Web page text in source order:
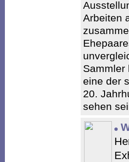
Arbeiten
Sammler
eine der
20.
sehen